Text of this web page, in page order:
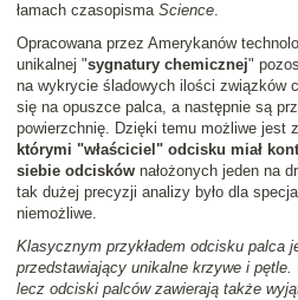
łamach czasopisma Science.
Opracowana przez Amerykanów
unikalnej "sygnatury chemicznej"
na wykrycie śladowych ilości związków
się na opuszce palca, a następnie są
powierzchnię. Dzięki temu możliwe jest
którymi "właściciel" odcisku miał
siebie odcisków nałożonych jeden na
tak dużej precyzji analizy było dla
niemożliwe.
Klasycznym przykładem odcisku palca
przedstawiający unikalne krzywe i
lecz odciski palców zawierają także